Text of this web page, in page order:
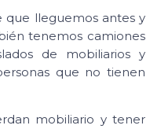
que lleguemos antes y
tenemos camiones
de mobiliarios y
que no tienen
mobiliario y tener